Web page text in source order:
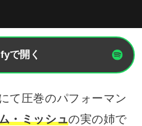
で開く
て圧巻のパフォーマン
・ミッシュの実の姉で